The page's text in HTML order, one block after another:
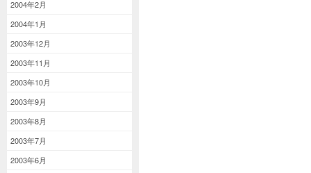
2004年2月
2004年1月
2003年12月
2003年11月
2003年10月
2003年9月
2003年8月
2003年7月
2003年6月